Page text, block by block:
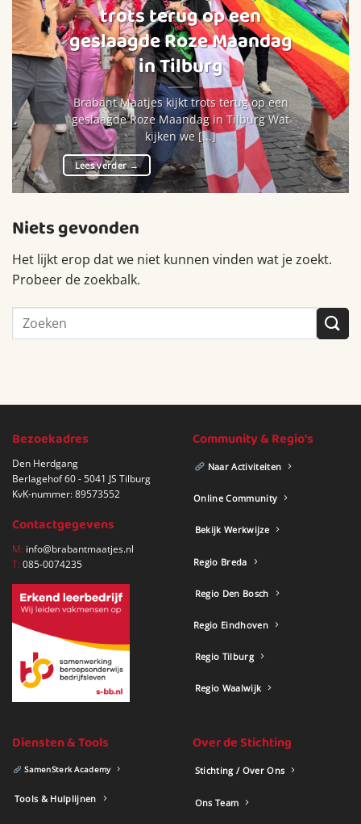
trots terug op een
geslaagde Roze Maandag
in Tilburg
Brabant Maatjes kijkt trots terug op een
geslaagde Roze Maandag in Tilburg Wat
kijken we [...]
Lees verder→
Niets gevonden
Het lijkt erop dat we niet kunnen vinden wat je zoekt.
Probeer de zoekbalk.
Bezoekadres
Den Herdgang
Berlagehof 60 - 5041 JS Tilburg
KvK-nummer: 89573552
Contactgegevens
M: info@brabantmaatjes.nl
T:085-0074235
Community & Regio's
Naar Activiteiten
Online Community
Bekijk Werkwijze
Regio Breda
Regio Den Bosch
Regio Eindhoven
Regio Tilburg
Regio Waalwijk
Diensten & Tools
SamenSterk Academy
Tools & Hulplijnen
Over de Stichting
Stichting / Over Ons
Ons Team